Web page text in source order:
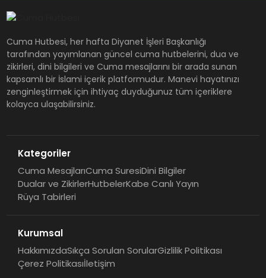
Cuma Hutbesi, her hafta Diyanet İşleri Başkanlığı
tarafından yayımlanan güncel cuma hutbelerini, dua ve
zikirleri, dini bilgileri ve Cuma mesajlarını bir arada sunan
kapsamlı bir İslami içerik platformudur. Manevi hayatınızı
zenginleştirmek için ihtiyaç duyduğunuz tüm içeriklere
kolayca ulaşabilirsiniz.
Kategoriler
Cuma MesajlarıCuma SuresiDini Bilgiler
Dualar ve ZikirlerHutbelerKabe Canlı Yayın
Rüya Tabirleri
Kurumsal
HakkımızdaSıkça Sorulan SorularGizlilik Politikası
Çerez Politikasıİletişim